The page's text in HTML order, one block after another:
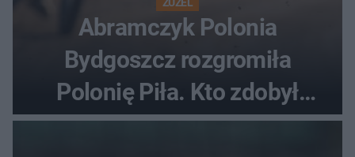
Abramczyk Polonia
Bydgoszcz rozgromiła
Polonię Piła. Kto zdobył
najwięcej punktów?